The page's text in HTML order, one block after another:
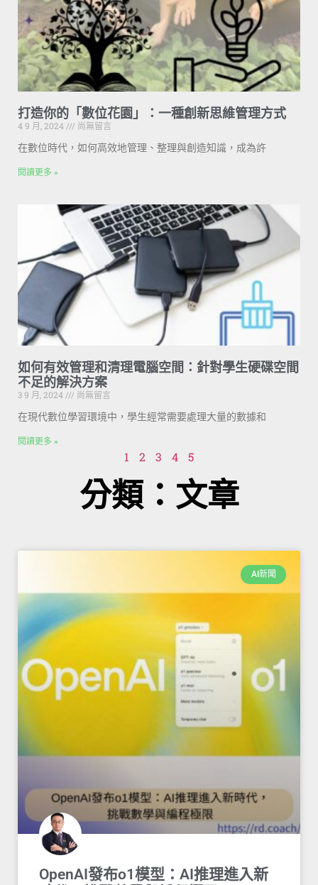
打造你的「數位花園」：一種創新思維管理方式
4 9 月, 2024
尚無留言
在數位時代，如何高效地管理、整理與創造知識，成為許
閱讀更多 »
如何有效管理和清理電腦空間：針對學生硬碟空間
不足的解決方案
3 9 月, 2024
尚無留言
在現代數位學習環境中，學生經常需要處理大量的數據和
閱讀更多 »
1 2 3 4 5
分類：文章
AI新聞
OpenAI發布o1模型：AI推理進入新